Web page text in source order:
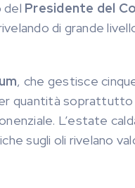
del Presidente del
di grande
, che gestisce
quantità soprattutto
L’estate
sugli oli rivelano